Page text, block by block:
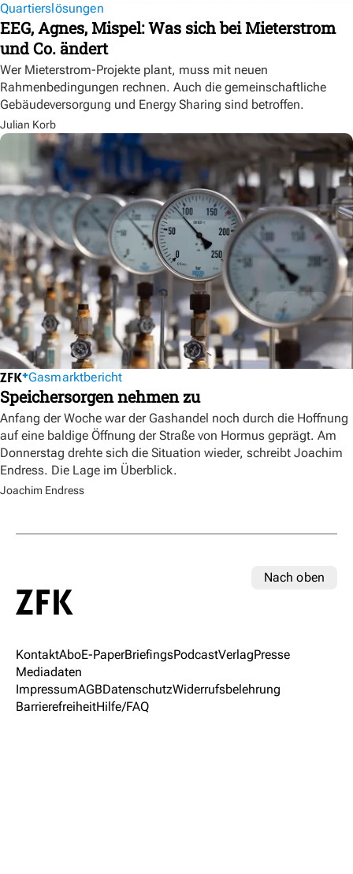
Quartierslösungen
EEG, Agnes, Mispel: Was sich bei Mieterstrom
und Co. ändert
Wer Mieterstrom-Projekte plant, muss mit neuen
Rahmenbedingungen rechnen. Auch die gemeinschaftliche
Gebäudeversorgung und Energy Sharing sind betroffen.
Julian Korb
Gasmarktbericht
Speichersorgen nehmen zu
Anfang der Woche war der Gashandel noch durch die Hoffnung
auf eine baldige Öffnung der Straße von Hormus geprägt. Am
Donnerstag drehte sich die Situation wieder, schreibt Joachim
Endress. Die Lage im Überblick.
Joachim Endress
Nach oben
KontaktAboE-PaperBriefingsPodcastVerlagPresse
Mediadaten
ImpressumAGBDatenschutzWiderrufsbelehrung
BarrierefreiheitHilfe/FAQ